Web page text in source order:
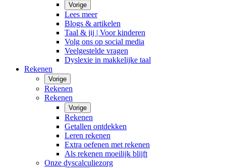
Vorige
Lees meer
Blogs & artikelen
Taal & jij | Voor kinderen
Volg ons op social media
Veelgestelde vragen
Dyslexie in makkelijke taal
Rekenen
Vorige
Rekenen
Rekenen
Vorige
Rekenen
Getallen ontdekken
Leren rekenen
Extra oefenen met rekenen
Als rekenen moeilijk blijft
Onze dyscalculiezorg